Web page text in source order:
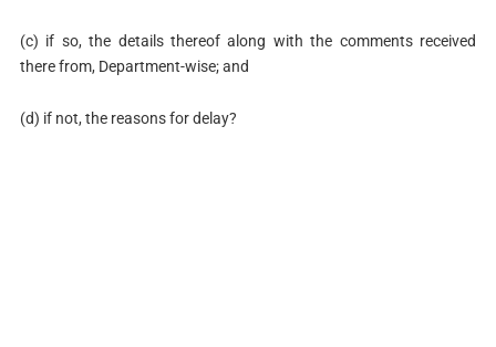
(c) if so, the details thereof along with the comments received
there from, Department-wise; and
(d) if not, the reasons for delay?